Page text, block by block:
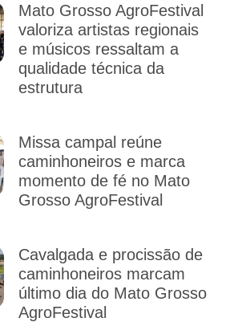
Mato Grosso AgroFestival
valoriza artistas regionais
e músicos ressaltam a
qualidade técnica da
estrutura
Missa campal reúne
caminhoneiros e marca
momento de fé no Mato
Grosso AgroFestival
Cavalgada e procissão de
caminhoneiros marcam
último dia do Mato Grosso
AgroFestival